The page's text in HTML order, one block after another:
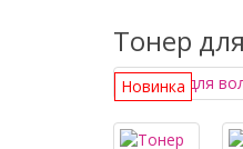
Тонер
Новинка